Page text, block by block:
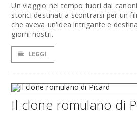
Un viaggio nel tempo fuori dai
storici destinati a scontrarsi per un
che aveva un'idea intrigante e
giorni nostri.
LEGGI
Il clone romulano di